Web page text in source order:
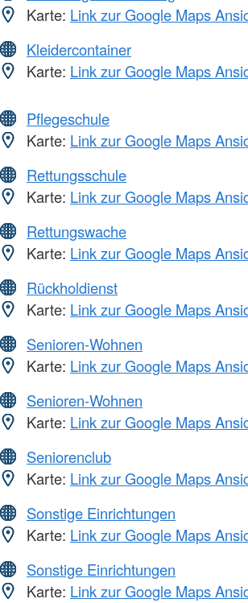
Karte: Link zur Google Maps
Kleidercontainer
Karte: Link zur Google Maps
Pflegeschule
Karte: Link zur Google Maps
Rettungsschule
Karte: Link zur Google Maps
Rettungswache
Karte: Link zur Google Maps
Rückholdienst
Karte: Link zur Google Maps
Senioren-Wohnen
Karte: Link zur Google Maps
Senioren-Wohnen
Karte: Link zur Google Maps
Seniorenclub
Karte: Link zur Google Maps
Sonstige Einrichtungen
Karte: Link zur Google Maps
Sonstige Einrichtungen
Karte: Link zur Google Maps